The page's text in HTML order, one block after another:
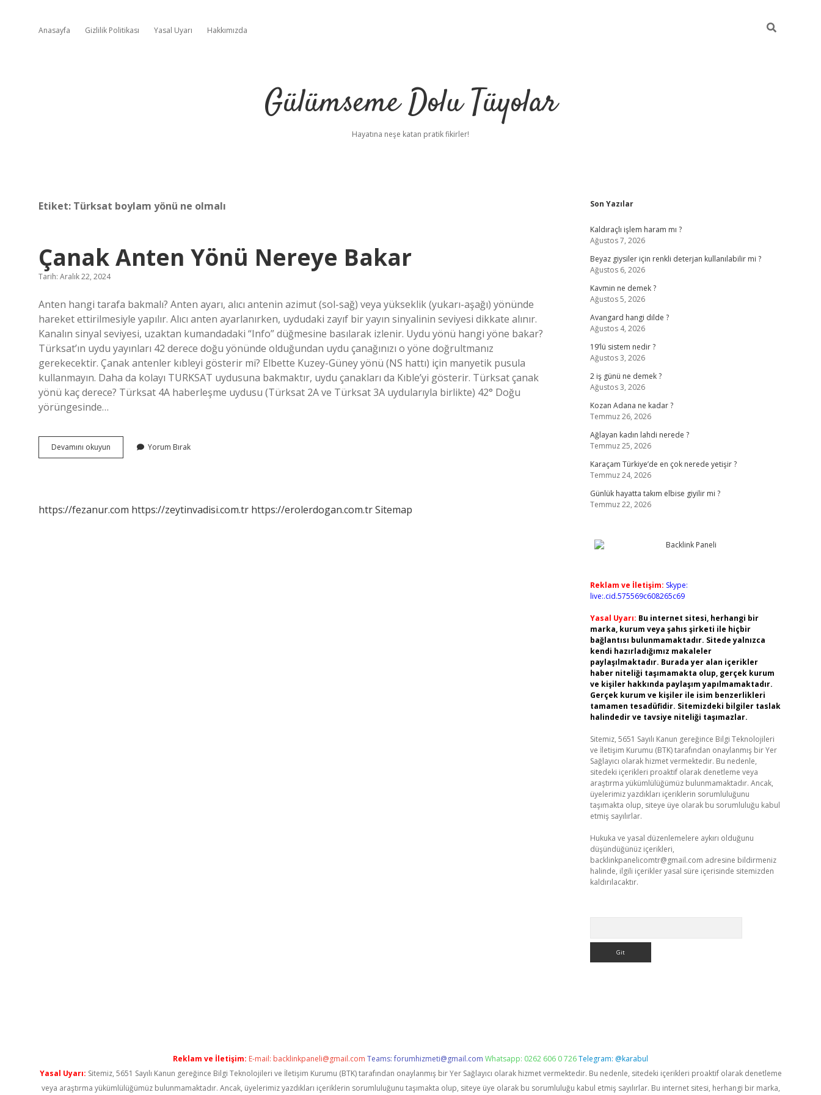
Anasayfa Gizlilik Politikası Yasal Uyarı Hakkımızda
Gülümseme Dolu Tüyolar
Hayatına neşe katan pratik fikirler!
Etiket: Türksat boylam yönü ne olmalı
Çanak Anten Yönü Nereye Bakar
Tarih: Aralık 22, 2024
Anten hangi tarafa bakmalı? Anten ayarı, alıcı antenin azimut (sol-sağ) veya yükseklik (yukarı-aşağı) yönünde
hareket ettirilmesiyle yapılır. Alıcı anten ayarlanırken, uydudaki zayıf bir yayın sinyalinin seviyesi dikkate alınır.
Kanalın sinyal seviyesi, uzaktan kumandadaki “Info” düğmesine basılarak izlenir. Uydu yönü hangi yöne bakar?
Türksat’ın uydu yayınları 42 derece doğu yönünde olduğundan uydu çanağınızı o yöne doğrultmanız
gerekecektir. Çanak antenler kıbleyi gösterir mi? Elbette Kuzey-Güney yönü (NS hattı) için manyetik pusula
kullanmayın. Daha da kolayı TURKSAT uydusuna bakmaktır, uydu çanakları da Kıble’yi gösterir. Türksat çanak
yönü kaç derece? Türksat 4A haberleşme uydusu (Türksat 2A ve Türksat 3A uydularıyla birlikte) 42° Doğu
yörüngesinde…
Devamını okuyun
Anten
Yorum Bırak
https://fezanur.com https://zeytinvadisi.com.tr https://erolerdogan.com.trSitemap
Sidebar
Son Yazılar
Kaldıraçlı işlem haram mı ?
Ağustos 7, 2026
Beyaz giysiler için renkli deterjan kullanılabilir mi ?
Ağustos 6, 2026
Kavmin ne demek ?
Ağustos 5, 2026
Avangard hangi dilde ?
Ağustos 4, 2026
19’lü sistem nedir ?
Ağustos 3, 2026
2 iş günü ne demek ?
Ağustos 3, 2026
Kozan Adana ne kadar ?
Temmuz 26, 2026
Ağlayan kadın lahdi nerede ?
Temmuz 25, 2026
Karaçam Türkiye’de en çok nerede yetişir ?
Temmuz 24, 2026
Günlük hayatta takım elbise giyilir mi ?
Temmuz 22, 2026
Reklam ve İletişim: Skype:
live:.cid.575569c608265c69
Yasal Uyarı: Bu internet sitesi, herhangi bir
marka, kurum veya şahıs şirketi ile hiçbir
bağlantısı bulunmamaktadır. Sitede yalnızca
kendi hazırladığımız makaleler
paylaşılmaktadır. Burada yer alan içerikler
haber niteliği taşımamakta olup, gerçek kurum
ve kişiler hakkında paylaşım yapılmamaktadır.
Gerçek kurum ve kişiler ile isim benzerlikleri
tamamen tesadüfidir. Sitemizdeki bilgiler taslak
halindedir ve tavsiye niteliği taşımazlar.
Sitemiz, 5651 Sayılı Kanun gereğince Bilgi Teknolojileri
ve İletişim Kurumu (BTK) tarafından onaylanmış bir Yer
Sağlayıcı olarak hizmet vermektedir. Bu nedenle,
sitedeki içerikleri proaktif olarak denetleme veya
araştırma yükümlülüğümüz bulunmamaktadır. Ancak,
üyelerimiz yazdıkları içeriklerin sorumluluğunu
taşımakta olup, siteye üye olarak bu sorumluluğu kabul
etmiş sayılırlar.
Hukuka ve yasal düzenlemelere aykırı olduğunu
düşündüğünüz içerikleri,
backlinkpanelicomtr@gmail.com adresine bildirmeniz
halinde, ilgili içerikler yasal süre içerisinde sitemizden
kaldırılacaktır.
ilbet yeni giriş
Reklam ve İletişim: E-mail: backlinkpaneli@gmail.com Teams:forumhizmeti@gmail.com Whatsapp: 0262 606 0 726Telegram: @karabul
Yasal Uyarı: Sitemiz, 5651 Sayılı Kanun gereğince Bilgi Teknolojileri ve İletişim Kurumu (BTK) tarafından onaylanmış bir Yer Sağlayıcı olarak hizmet vermektedir. Bu nedenle, sitedeki içerikleri proaktif olarak denetleme
veya araştırma yükümlülüğümüz bulunmamaktadır. Ancak, üyelerimiz yazdıkları içeriklerin sorumluluğunu taşımakta olup, siteye üye olarak bu sorumluluğu kabul etmiş sayılırlar. Bu internet sitesi, herhangi bir marka,